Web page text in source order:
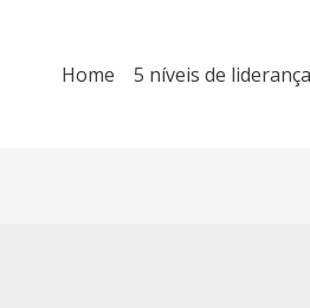
Home 5 níveis de liderança